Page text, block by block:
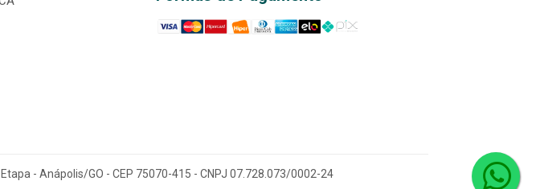
- Anápolis/GO - CEP 75070-415 - CNPJ 07.728.073/0002-24